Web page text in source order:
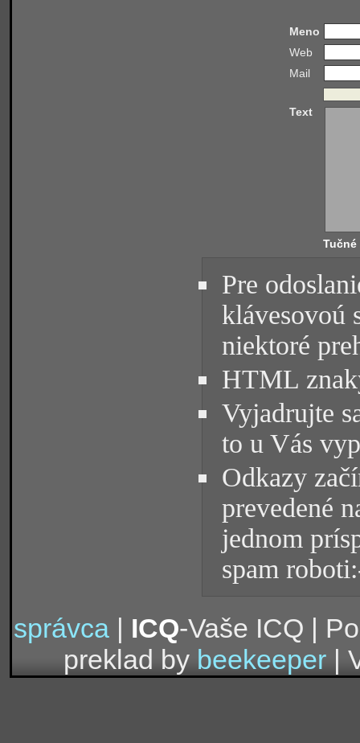
Meno
Web
Mail
Text
Tučné
Pre
klávesovoú
niektoré
HTML
Vyjadrujte
to u Vás
Odkazy
prevedené
jednom
spam
správca| ICQ-Vaše ICQ |
preklad by beekeeper |